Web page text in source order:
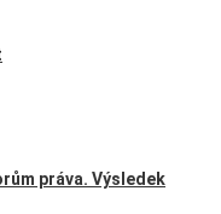
práva. Výsledek